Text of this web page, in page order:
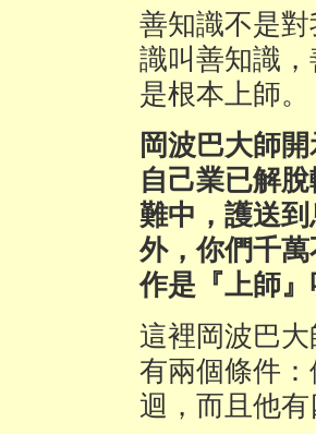
善知識不是
識叫善知識
是根本上師。
岡波巴大師
自己業已解
難中，護送
外，你們千
作是『上師
這裡岡波巴
有兩個條件
迴，而且他